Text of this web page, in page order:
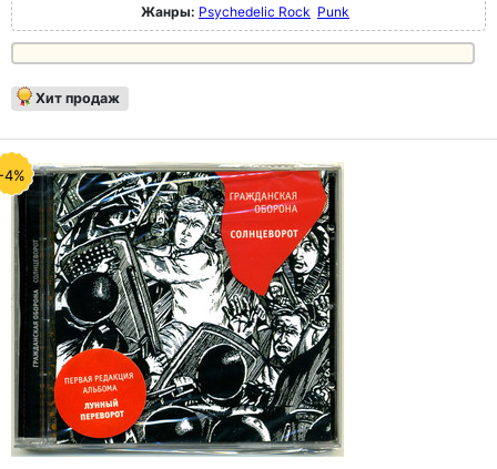
Жанры: Psychedelic Rock Punk
Хит продаж
4%